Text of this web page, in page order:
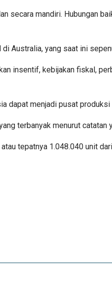
secara mandiri. Hubungan
Australia, yang saat ini
insentif, kebijakan fiskal,
dapat menjadi pusat
terbanyak menurut
tepatnya 1.048.040 unit